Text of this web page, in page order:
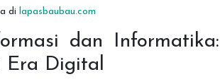
di lapasbaubau.com
dan Informatika:
Era Digital